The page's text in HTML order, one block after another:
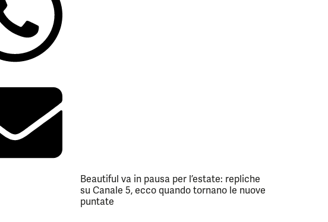
Beautiful va in pausa per l’estate: repliche
su Canale 5, ecco quando tornano le nuove
puntate